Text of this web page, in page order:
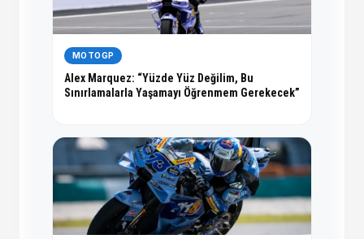
MOTOGP
Alex Marquez: “Yüzde Yüz Değilim, Bu
Sınırlamalarla Yaşamayı Öğrenmem Gerekecek”